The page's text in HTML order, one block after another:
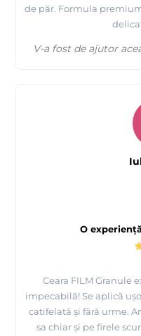
Tutorial Starpil,
epilare
de păr. Formula
V-a fost de ajutor
O
Ceara FILM Granule
impecabilă! Se aplică
catifelată și fără urme.
sa chiar și pe firele